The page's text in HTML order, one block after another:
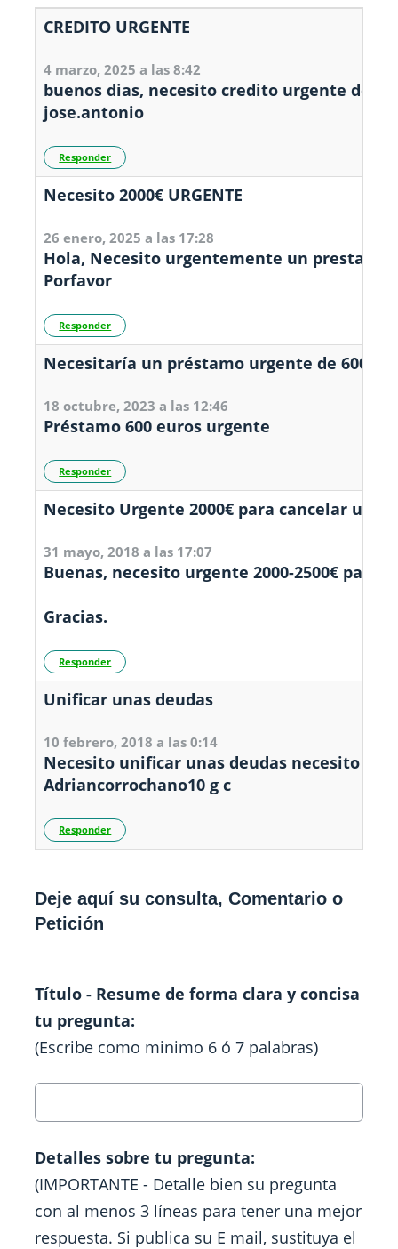
CREDITO URGENTE
4 marzo, 2025 a las 8:42
buenos dias, necesito credito urgente de
jose.antonio
Responder
Necesito 2000€ URGENTE
26 enero, 2025 a las 17:28
Hola, Necesito urgentemente un prestamo
Porfavor
Responder
Necesitaría un préstamo urgente de
18 octubre, 2023 a las 12:46
Préstamo 600 euros urgente
Responder
Necesito Urgente 2000€ para cancelar
31 mayo, 2018 a las 17:07
Buenas, necesito urgente 2000-2500€
Gracias.
Responder
Unificar unas deudas
10 febrero, 2018 a las 0:14
Necesito unificar unas deudas necesito un
Adriancorrochano10 g c
Responder
Deje aquí su consulta, Comentario o
Petición
Título - Resume de forma clara y concisa
tu pregunta:
(Escribe como minimo 6 ó 7 palabras)
Detalles sobre tu pregunta:
(IMPORTANTE - Detalle bien su pregunta
con al menos 3 líneas para tener una mejor
respuesta. Si publica su E mail, sustituya el